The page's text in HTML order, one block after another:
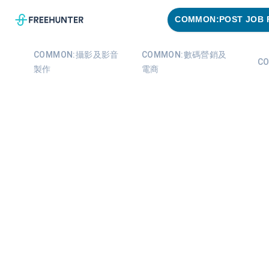
COMMON:POST JOB
COMMON:攝影及影音
製作
COMMON:數碼營銷及
電商